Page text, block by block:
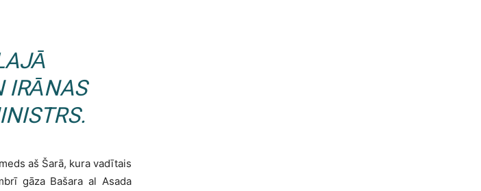
IRĀNAS
aš Šarā, kura vadītais
gāza Bašara al Asada